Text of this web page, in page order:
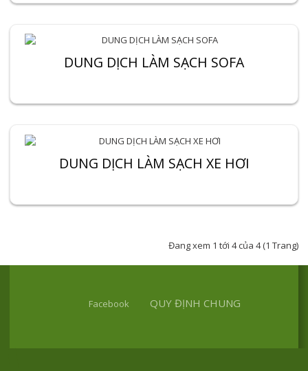
DUNG DỊCH LÀM SẠCH SOFA
DUNG DỊCH LÀM SẠCH XE HƠI
Đang xem 1 tới 4 của 4 (1 Trang)
Facebook QUY ĐỊNH CHUNG